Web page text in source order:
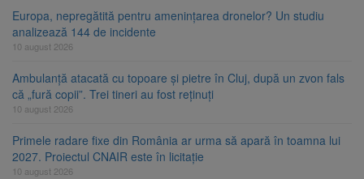
Europa, nepregătită pentru amenințarea dronelor? Un studiu
analizează 144 de incidente
10 august 2026
Ambulanță atacată cu topoare și pietre în Cluj, după un zvon fals
că „fură copii”. Trei tineri au fost reținuți
10 august 2026
Primele radare fixe din România ar urma să apară în toamna lui
2027. Proiectul CNAIR este în licitație
10 august 2026